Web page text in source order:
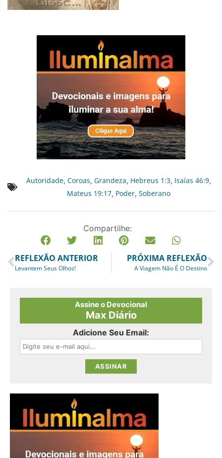
Autoridade, Coroas, Grandeza, Hebreus 1:3, Isaías 46:9,
Mateus 19:17, Poder, Soberano
Compartilhe:
REFLEXÃO ANTERIOR
Levantem Seus Olhos!
PRÓXIMA REFLEXÃO
A Viagem Não É O Destino
Assine o Devocional
Max Diário
Adicione Seu Email: